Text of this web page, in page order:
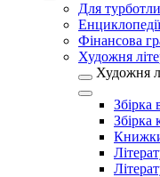
Для
Енциклопедії
Фінансова
Художня
Художня
Збірка
Збірка